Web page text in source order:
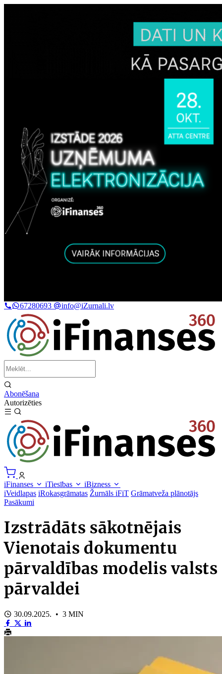
67280693 info@iZurnali.lv
Abonēšana
Autorizēties
iFinanses iTiesības
iBizness
iVeidlapas iRokasgrāmatas Žurnāls iFiT Grāmatveža plānotājs
Pasākumi
Izstrādāts sākotnējais
Vienotais dokumentu
pārvaldības modelis valsts
pārvaldei
30.09.2025. • 3 MIN